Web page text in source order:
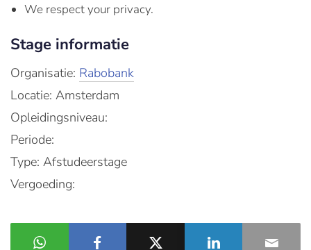
We respect your privacy.
Stage informatie
Organisatie: Rabobank
Locatie: Amsterdam
Opleidingsniveau:
Periode:
Type: Afstudeerstage
Vergoeding: